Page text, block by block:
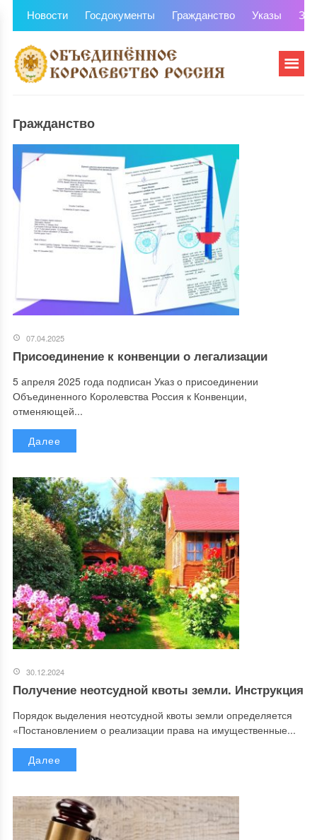
Новости Госдокументы Гражданство Указы
Гражданство
07.04.2025
Присоединение к конвенции о легализации
5 апреля 2025 года подписан Указ о присоединении
Объединенного Королевства Россия к Конвенции,
отменяющей...
Далее
30.12.2024
Получение неотсудной квоты земли. Инструкция
Порядок выделения неотсудной квоты земли определяется
«Постановлением о реализации права на имущественные...
Далее